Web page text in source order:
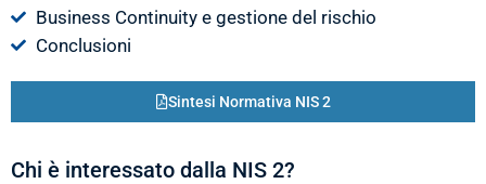
Business Continuity e gestione del rischio
Conclusioni
Sintesi Normativa NIS 2
Chi è interessato dalla NIS 2?